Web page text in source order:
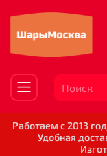
Работаем с 2013
Удобная